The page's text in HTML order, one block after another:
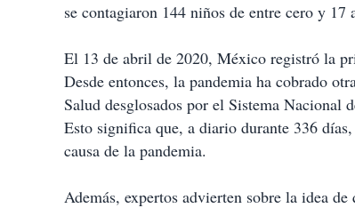
se contagiaron 144 niños de entre cero y 17
El 13 de abril de 2020, México registró la
Desde entonces, la pandemia ha cobrado
Salud desglosados por el Sistema Nacional
Esto significa que, a diario durante 336
causa de la pandemia.
Además, expertos advierten sobre la idea